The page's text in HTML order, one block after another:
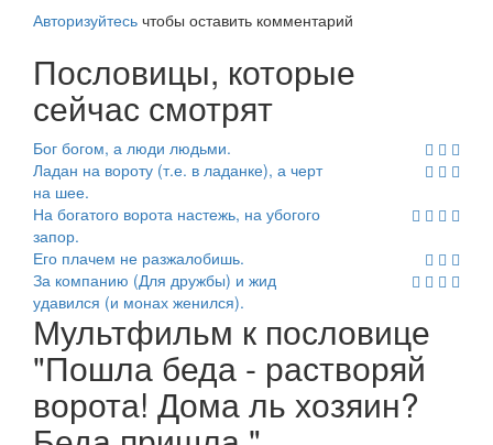
Авторизуйтесь чтобы оставить комментарий
Пословицы, которые
сейчас смотрят
Бог богом, а люди людьми.
Ладан на вороту (т.е. в ладанке), а черт
на шее.
На богатого ворота настежь, на убогого
запор.
Его плачем не разжалобишь.
За компанию (Для дружбы) и жид
удавился (и монах женился).
Мультфильм к пословице
"Пошла беда - растворяй
ворота! Дома ль хозяин?